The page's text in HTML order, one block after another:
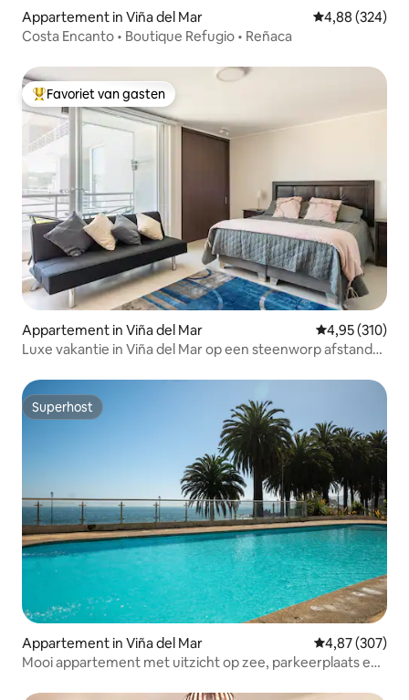
Appartement in Viña del Mar Gemiddelde
4,88 (324)
Costa Encanto • Boutique Refugio • Reñaca
Topfavoriet van gasten
Favoriet van gasten
Appartement in Viña del Mar Gemiddelde
4,95 (310)
Luxe vakantie in Viña del Mar op een steenworp afstand
Superhost
Superhost
Appartement in Viña del Mar Gemiddelde
4,87 (307)
Mooi appartement met uitzicht op zee, parkeerplaats en